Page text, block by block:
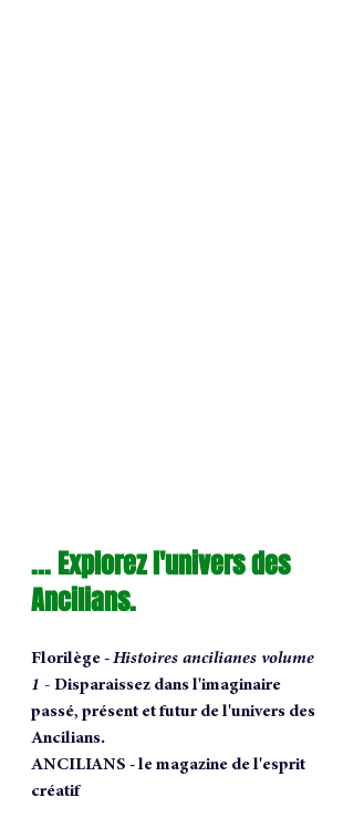
... Explorez l'univers des
Ancilians.
Florilège - Histoires ancilianes volume
1 - Disparaissez dans l'imaginaire
passé, présent et futur de l'univers des
Ancilians.
ANCILIANS - le magazine de l'esprit
créatif